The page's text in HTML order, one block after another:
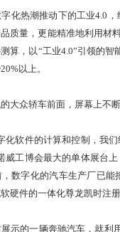
热潮推动下的工业4.0，
质量，更能精准地利用材
算，以“工业4.0”引领的
20%以上。
众轿车前面，屏幕上不
软件的计算和控制，我们
威工博会最大的单体展台
数字化的汽车生产厂已
硬件的一体化尊龙凯时
的一辆奔驰汽车，就利用